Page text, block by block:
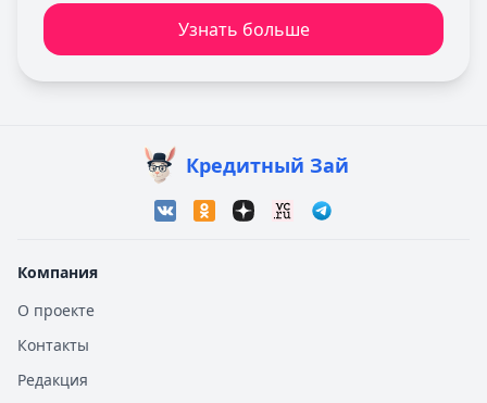
Узнать больше
Кредитный Зай
Компания
О проекте
Контакты
Редакция